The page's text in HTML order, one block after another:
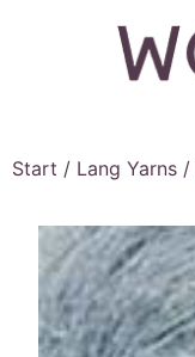
Start / Lang Yarns /